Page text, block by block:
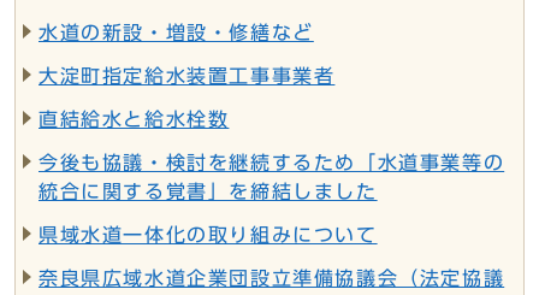
水道の新設・増設・修繕など
大淀町指定給水装置工事事業者
直結給水と給水栓数
今後も協議・検討を継続するため「水道事業等の
統合に関する覚書」を締結しました
県域水道一体化の取り組みについて
奈良県広域水道企業団設立準備協議会（法定協議